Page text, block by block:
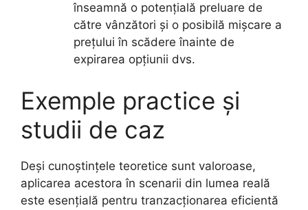
înseamnă o potențială preluare de
către vânzători și o posibilă mișcare a
prețului în scădere înainte de
expirarea opțiunii dvs.
Exemple practice și
studii de caz
Deși cunoștințele teoretice sunt valoroase,
aplicarea acestora în scenarii din lumea reală
este esențială pentru tranzacționarea eficientă